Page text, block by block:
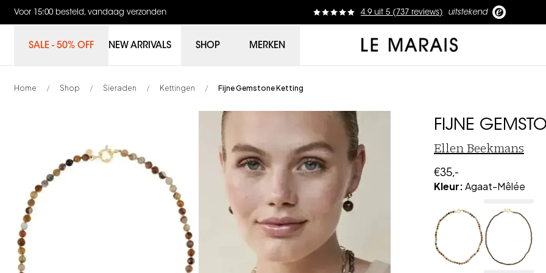
Voor 15:00 besteld, vandaag verzonden 4.9 uit 5 ( 737 reviews) uitstekend
SALE - 50% OFF NEW ARRIVALS SHOP MERKEN Le Marais
Home / Shop / Sieraden / Kettingen / Fijne Gemstone Ketting
FIJNE
Ellen Beekmans
€35,-
Kleur:Agaat-Mêlée